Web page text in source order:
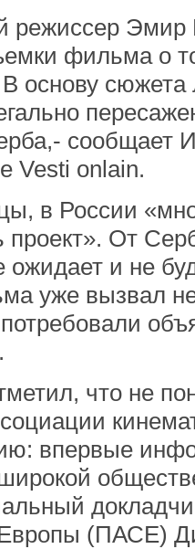
режиссер Эмир
фильма о
основу
Vesti onlain.
в России
проект». От
и не
уже вызвал
что не
впервые
(ПАСЕ)